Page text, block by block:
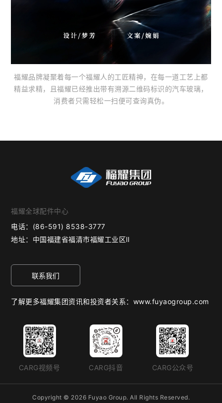
福耀品牌凝聚着每一个福耀人的工匠精神，在每一道工艺上都
精益求精，且福耀已经推出带有溯源二维码标识的汽车玻璃，
消费者只需轻松一扫便可查询真伪。
福耀全球配件中心
电话： (86-591) 8538-3777
地址： 中国福建省福清市福耀工业区Ⅱ
联系我们
了解更多福耀集团资讯和投资者关系：www.fuyaogroup.com
CARG视频号 CARG抖音 CARG公众号
Copyright © 2026 Fuyao Group. All Rights Reserved.